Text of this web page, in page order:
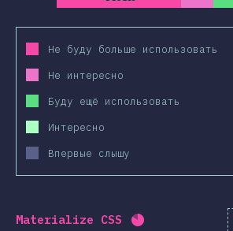
Не буду больше использовать
Не интересно
Буду ещё использовать
Интересно
Впервые слышу
Materialize CSS Процент